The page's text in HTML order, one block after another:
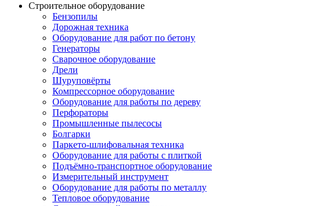
Строительное оборудование
Бензопилы
Дорожная техника
Оборудование для работ по бетону
Генераторы
Сварочное оборудование
Дрели
Шуруповёрты
Компрессорное оборудование
Оборудование для работы по дереву
Перфораторы
Промышленные пылесосы
Болгарки
Паркето-шлифовальная техника
Оборудование для работы с плиткой
Подъёмно-транспортное оборудование
Измерительный инструмент
Оборудование для работы по металлу
Тепловое оборудование